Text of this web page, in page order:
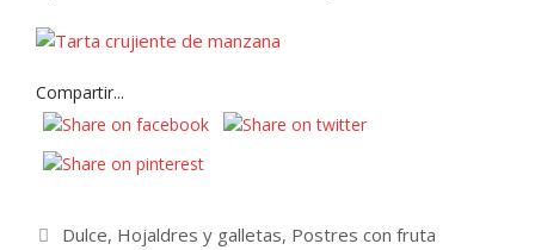
Compartir...
Categorías
Dulce, Hojaldres y galletas, Postres con fruta